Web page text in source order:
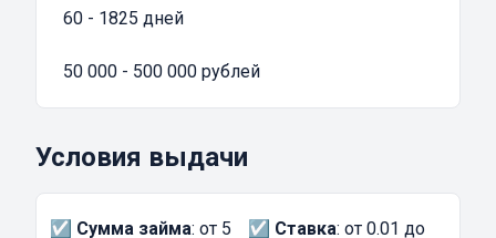
60 - 1825 дней
50 000 - 500 000 рублей
Условия выдачи
☑️ Сумма займа: от 5 ☑️ Ставка: от 0.01 до